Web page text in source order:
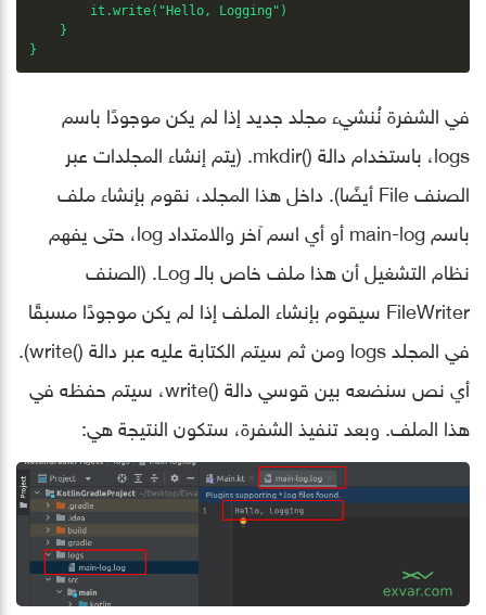
        it.write("Hello, Logging")
    }
}
في الشفرة نُنشيء مجلد جديد إذا لم يكن موجودًا باسم
logs، باستخدام دالة ()mkdir. (يتم إنشاء المجلدات عبر
الصنف File أيضًا). داخل هذا المجلد، نقوم بإنشاء ملف
باسم main-log أو أي اسم آخر والامتداد log، حتى يفهم
نظام التشغيل أن هذا ملف خاص بالـ Log. (الصنف
FileWriter سيقوم بإنشاء الملف إذا لم يكن موجودًا مسبقًا
في المجلد logs ومن ثم سيتم الكتابة عليه عبر دالة ()write).
أي نص سنضعه بين قوسي دالة ()write، سيتم حفظه في
هذا الملف. وبعد تنفيذ الشفرة، ستكون النتيجة هي: